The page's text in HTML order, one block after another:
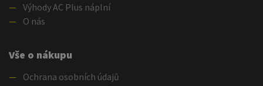
— Výhody AC Plus náplní
—
O nás
Vše o nákupu
—
Ochrana osobních údajů